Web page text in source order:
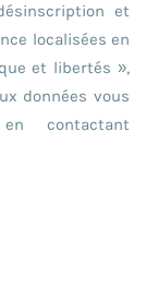
et
localisées en
et libertés »,
données vous
contactant